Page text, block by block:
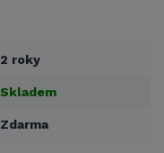
2 roky
Skladem
Zdarma